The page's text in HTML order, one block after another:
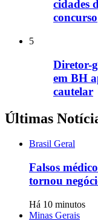
cidades
concurso
5
Diretor-
em BH
cautelar
Últimas
Brasil Geral
Falsos
tornou
Há 10 minutos
Minas Gerais